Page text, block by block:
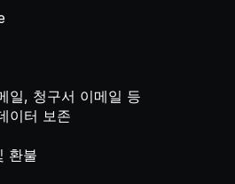
일, 청구서 이메일 등
이터 보존
환불